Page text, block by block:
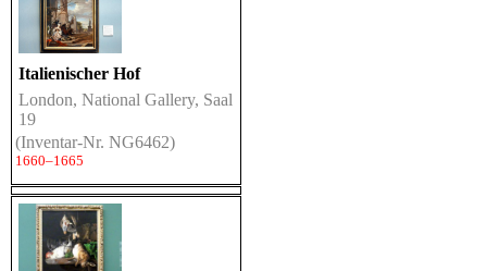
Italienischer Hof
London, National Gallery, Saal
19
(Inventar-Nr. NG6462)
1660–1665